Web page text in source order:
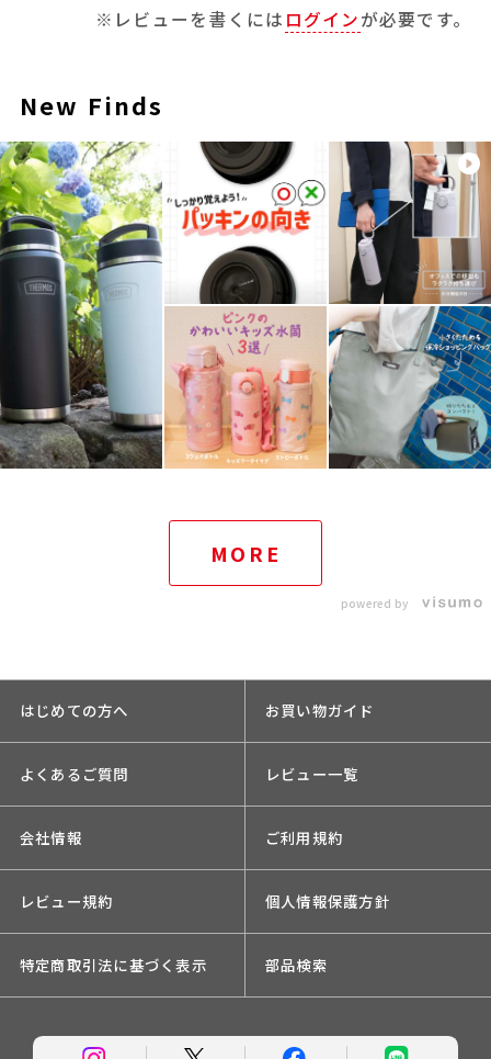
※レビューを書くには ログインが必要です。
New Finds
MORE
powered by
はじめての方へ お買い物ガイド
よくあるご質問 レビュー一覧
会社情報 ご利用規約
レビュー規約 個人情報保護方針
特定商取引法に基づく表示 部品検索